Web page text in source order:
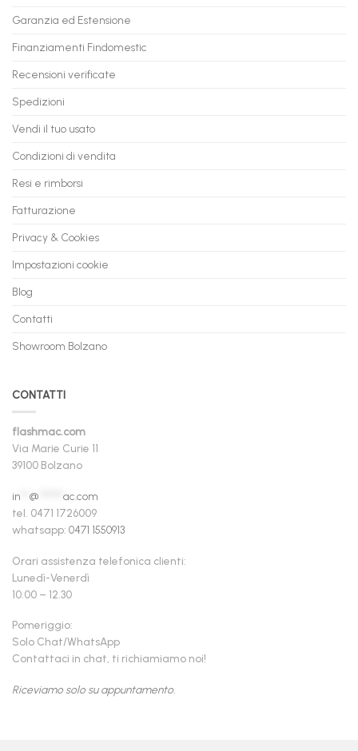
anche
a
in
con
Garanzia ed Estensione
Finanziamenti Findomestic
Recensioni verificate
Spedizioni
Vendi il tuo usato
Condizioni di vendita
Resi e rimborsi
Fatturazione
Privacy & Cookies
Impostazioni cookie
Blog
Contatti
Showroom Bolzano
CONTATTI
flashmac.com
Via Marie Curie 11
39100 Bolzano
in @
ac.com
tel. 0471 1726009
whatsapp: 0471 1550913
Orari assistenza telefonica clienti:
Lunedì-Venerdì
10.00 – 12.30
Pomeriggio:
Solo Chat/WhatsApp
Contattaci in chat, ti richiamiamo noi!
Riceviamo solo su appuntamento.